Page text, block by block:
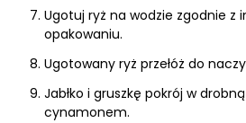
Ugotuj ryż na wodzie zgodnie z
opakowaniu.
Ugotowany ryż przełóż do
Jabłko i gruszkę pokrój w
cynamonem.